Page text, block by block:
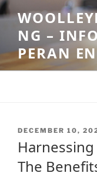
Skip
to
contentNG –
PERAN
POSTED
DECEMBER 10,
The